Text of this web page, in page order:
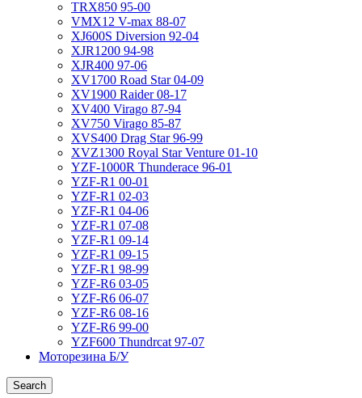
TRX850 95-00
VMX12 V-max 88-07
XJ600S Diversion 92-04
XJR1200 94-98
XJR400 97-06
XV1700 Road Star 04-09
XV1900 Raider 08-17
XV400 Virago 87-94
XV750 Virago 85-87
XVS400 Drag Star 96-99
XVZ1300 Royal Star Venture 01-10
YZF-1000R Thunderace 96-01
YZF-R1 00-01
YZF-R1 02-03
YZF-R1 04-06
YZF-R1 07-08
YZF-R1 09-14
YZF-R1 09-15
YZF-R1 98-99
YZF-R6 03-05
YZF-R6 06-07
YZF-R6 08-16
YZF-R6 99-00
YZF600 Thundrcat 97-07
Моторезина Б/У
Search